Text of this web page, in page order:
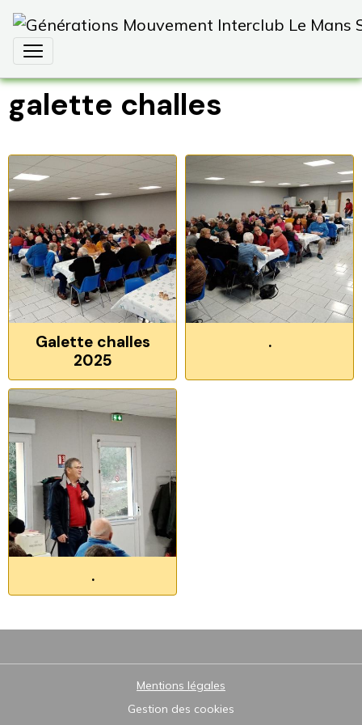
galette challes
Galette challes
2025
.
.
Mentions légales
Gestion des cookies